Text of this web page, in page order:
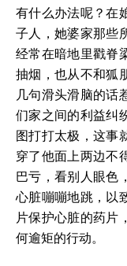
有什么办法呢？在
子人，她婆家那些
经常在暗地里戳脊
抽烟，也从不和狐
几句滑头滑脑的话
们家之间的利益纠
图打打太极，这事
穿了他面上两边不
巴亏，看别人眼色
心脏嘣嘣地跳，以
片保护心脏的药片
何逾矩的行动。